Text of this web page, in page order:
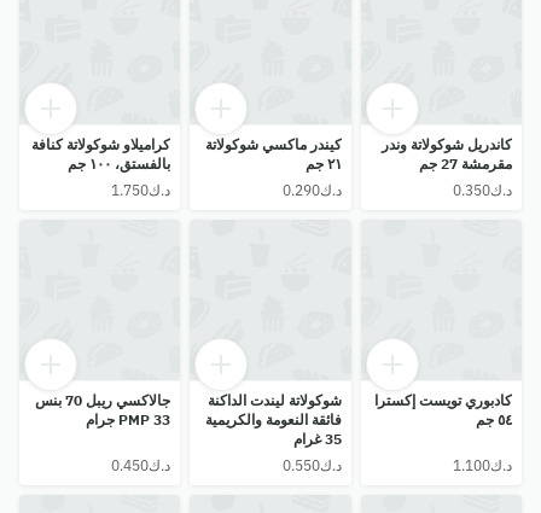
كاندريل شوكولاتة وندر
مقرمشة 27 جم
كيندر ماكسي شوكولاتة
٢١ جم
⁦د.ك0.290⁩
كراميلاو شوكولاتة كنافة
بالفستق، ١٠٠ جم
كادبوري تويست إكسترا
٥٤ جم
شوكولاتة ليندت الداكنة
فائقة النعومة والكريمية
35 غرام
⁦د.ك0.550⁩
جالاكسي ريبل 70 بنس
PMP 33 جرام